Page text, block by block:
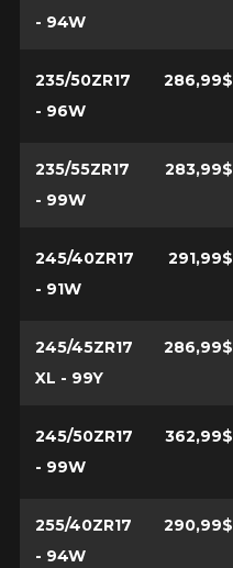
- 94W
235/50ZR17
- 96W
286,99$
235/55ZR17
- 99W
283,99$
245/40ZR17
- 91W
291,99$
245/45ZR17
XL - 99Y
286,99$
245/50ZR17
- 99W
362,99$
255/40ZR17
- 94W
290,99$